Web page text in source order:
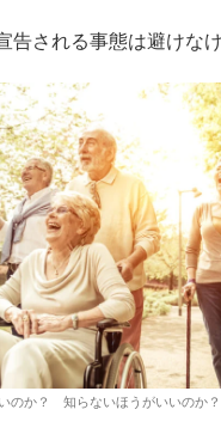
告される事態は避けな
のか？ 知らないほうがいいのか